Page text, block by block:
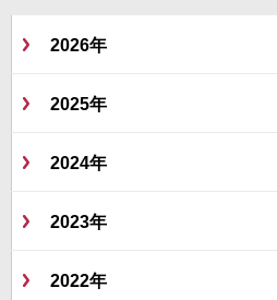
2026年
2025年
2024年
2023年
2022年